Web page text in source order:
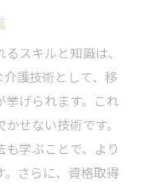
スキルと知識は、
護技術として、移
げられます。これ
せない技術です。
学ぶことで、より
さらに、資格取得